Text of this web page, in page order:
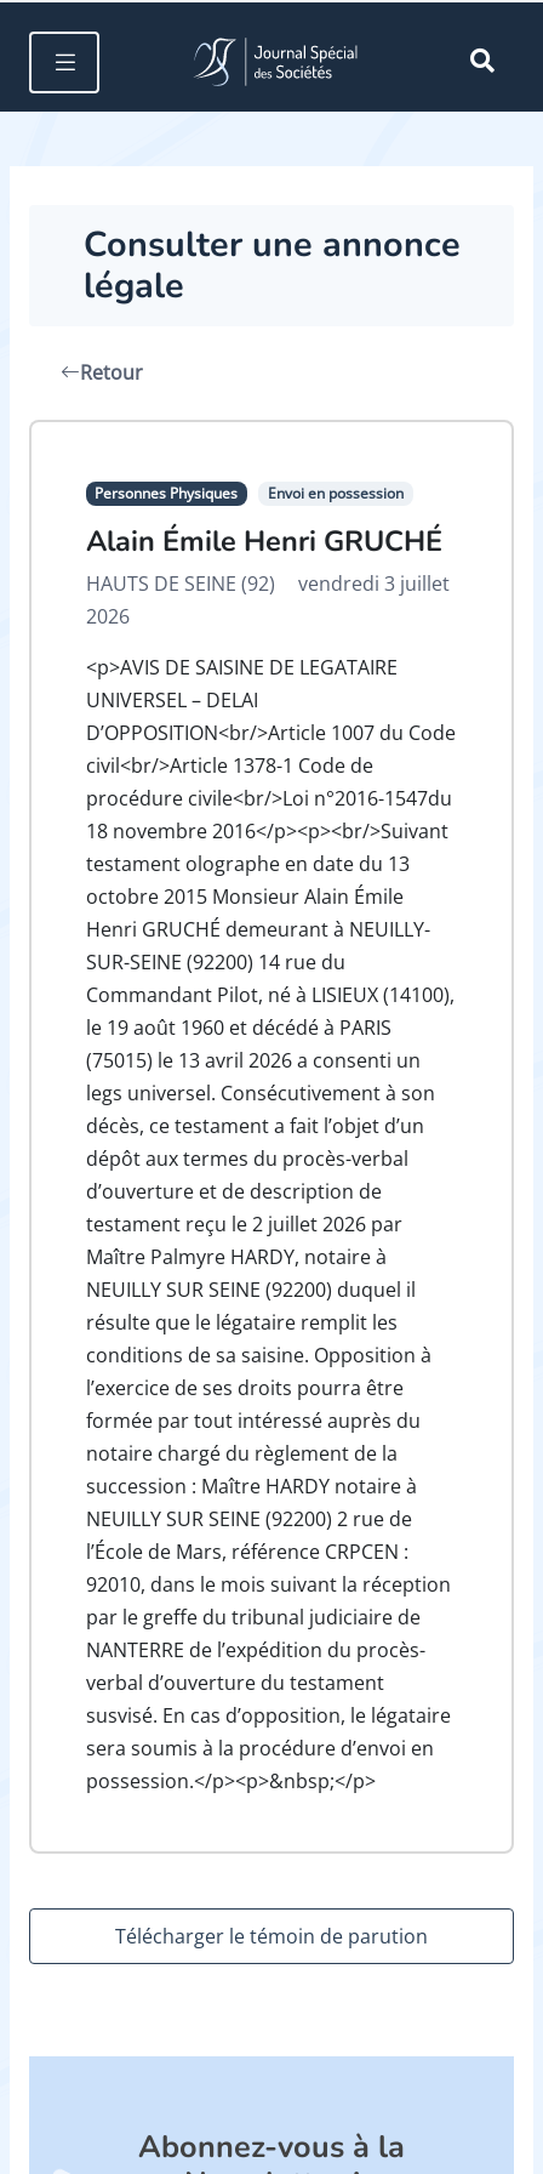
Consulter une annonce
légale
Retour
Personnes Physiques Envoi en possession
Alain Émile Henri GRUCHÉ
HAUTS DE SEINE (92)
vendredi 3 juillet
2026
<p>AVIS DE SAISINE DE LEGATAIRE
UNIVERSEL – DELAI
D’OPPOSITION<br/>Article 1007 du Code
civil<br/>Article 1378-1 Code de
procédure civile<br/>Loi n°2016-1547du
18 novembre 2016</p><p><br/>Suivant
testament olographe en date du 13
octobre 2015 Monsieur Alain Émile
Henri GRUCHÉ demeurant à NEUILLY-
SUR-SEINE (92200) 14 rue du
Commandant Pilot, né à LISIEUX (14100),
le 19 août 1960 et décédé à PARIS
(75015) le 13 avril 2026 a consenti un
legs universel. Consécutivement à son
décès, ce testament a fait l’objet d’un
dépôt aux termes du procès-verbal
d’ouverture et de description de
testament reçu le 2 juillet 2026 par
Maître Palmyre HARDY, notaire à
NEUILLY SUR SEINE (92200) duquel il
résulte que le légataire remplit les
conditions de sa saisine. Opposition à
l’exercice de ses droits pourra être
formée par tout intéressé auprès du
notaire chargé du règlement de la
succession : Maître HARDY notaire à
NEUILLY SUR SEINE (92200) 2 rue de
l’École de Mars, référence CRPCEN :
92010, dans le mois suivant la réception
par le greffe du tribunal judiciaire de
NANTERRE de l’expédition du procès-
verbal d’ouverture du testament
susvisé. En cas d’opposition, le légataire
sera soumis à la procédure d’envoi en
possession.</p><p>&nbsp;</p>
Télécharger le témoin de parution
Abonnez-vous à la